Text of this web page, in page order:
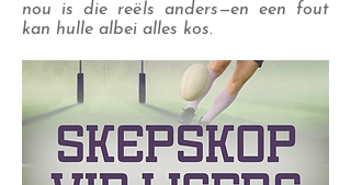
nou is die reëls anders—en een fout
kan hulle albei alles kos.